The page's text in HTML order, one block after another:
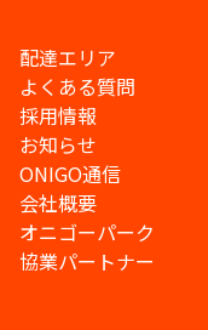
配達エリア
よくある質問
採用情報
お知らせ
ONIGO通信
会社概要
オニゴーパーク
協業パートナー